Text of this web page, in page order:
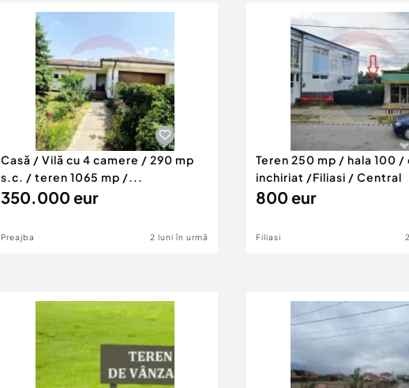
Casă / Vilă cu 4 camere / 290 mp
s.c. / teren 1065 mp /...
350.000 eur
Preajba 2 luni în urmă
Teren 250 mp / hala 100 /
inchiriat /Filiasi / Central
800 eur
Filiasi